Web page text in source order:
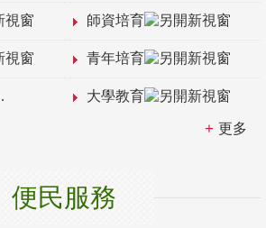
師資培育
青年培育
大學教育
更多
便民服務